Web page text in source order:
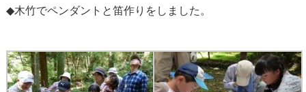
◆木竹でペンダントと笛作りをしました。